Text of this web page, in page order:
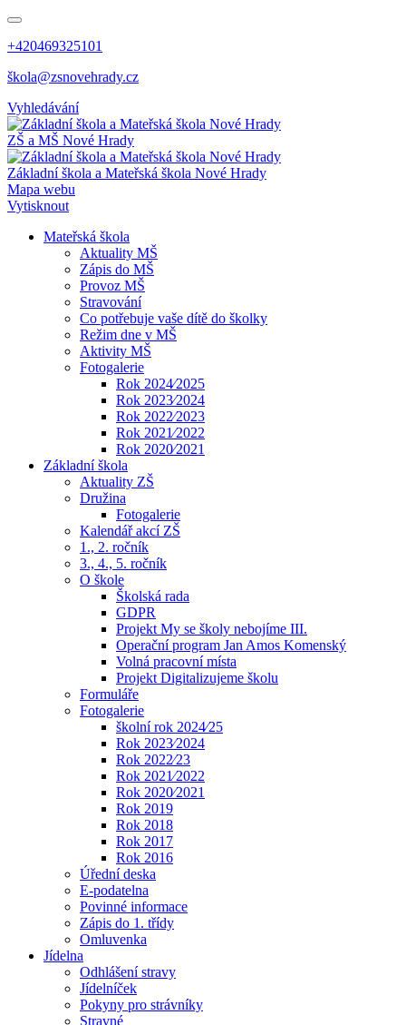
+420469325101
škola@zsnovehrady.cz
Vyhledávání
ZŠ a MŠ Nové Hrady
Základní škola a Mateřská škola Nové Hrady
Mapa webu
Vytisknout
Mateřská škola
Aktuality MŠ
Zápis do MŠ
Provoz MŠ
Stravování
Co potřebuje vaše dítě do školky
Režim dne v MŠ
Aktivity MŠ
Fotogalerie
Rok 2024⁄2025
Rok 2023⁄2024
Rok 2022⁄2023
Rok 2021⁄2022
Rok 2020⁄2021
Základní škola
Aktuality ZŠ
Družina
Fotogalerie
Kalendář akcí ZŠ
1., 2. ročník
3., 4., 5. ročník
O škole
Školská rada
GDPR
Projekt My se školy nebojíme III.
Operační program Jan Amos Komenský
Volná pracovní místa
Projekt Digitalizujeme školu
Formuláře
Fotogalerie
školní rok 2024⁄25
Rok 2023⁄2024
Rok 2022⁄23
Rok 2021⁄2022
Rok 2020⁄2021
Rok 2019
Rok 2018
Rok 2017
Rok 2016
Úřední deska
E-podatelna
Povinné informace
Zápis do 1. třídy
Omluvenka
Jídelna
Odhlášení stravy
Jídelníček
Pokyny pro strávníky
Stravné